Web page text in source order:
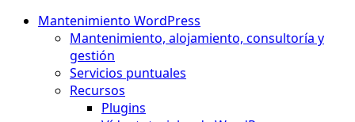
Mantenimiento WordPress
Mantenimiento, alojamiento, consultoría y
gestión
Servicios puntuales
Recursos
Plugins